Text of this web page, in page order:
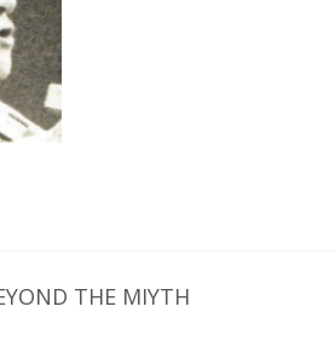
THE MIYTH